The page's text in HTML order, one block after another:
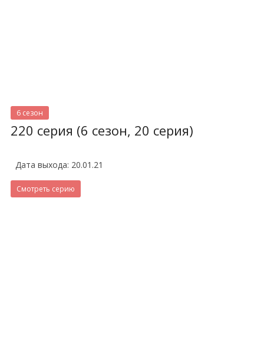
6 сезон
220 серия (6 сезон, 20 серия)
Дата выхода: 20.01.21
Смотреть серию